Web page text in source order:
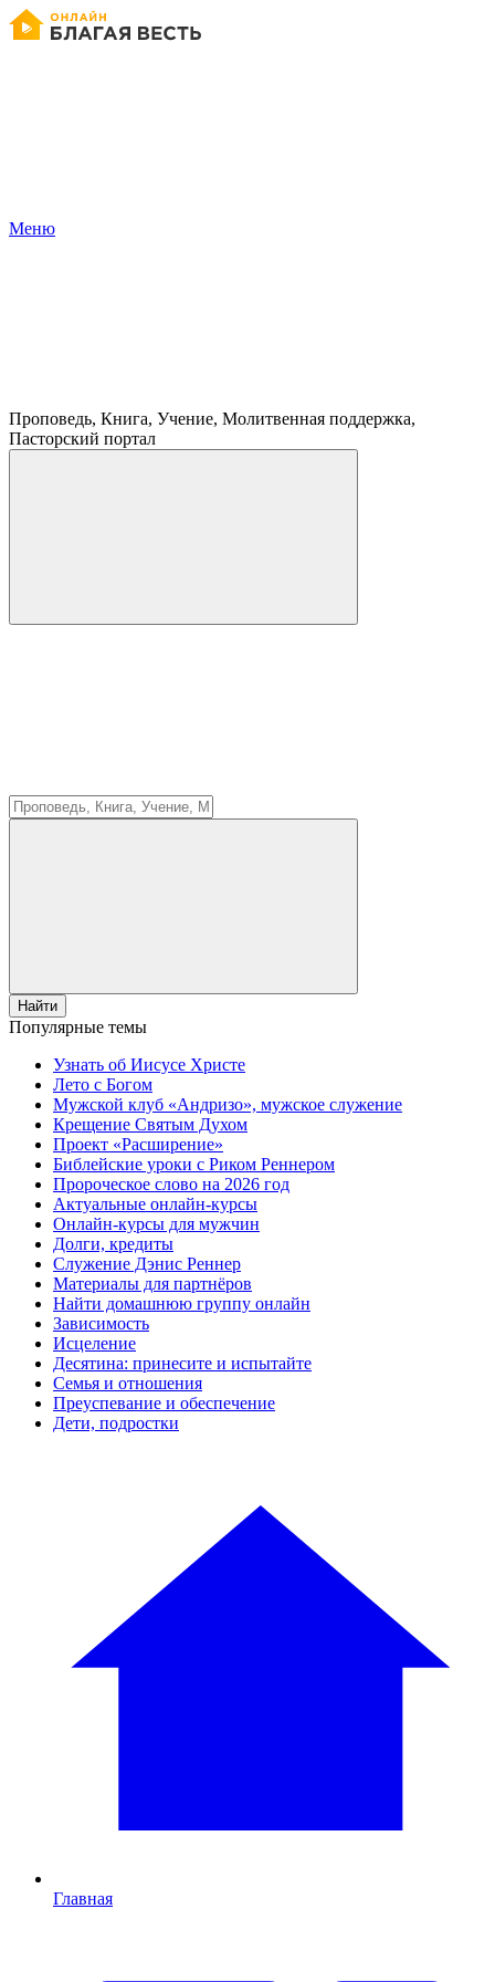
Меню
Проповедь, Книга, Учение, Молитвенная поддержка,
Пасторский портал
Найти
Популярные темы
Узнать об Иисусе Христе
Лето с Богом
Мужской клуб «Андризо», мужское служение
Крещение Святым Духом
Проект «Расширение»
Библейские уроки с Риком Реннером
Пророческое слово на 2026 год
Актуальные онлайн-курсы
Онлайн-курсы для мужчин
Долги, кредиты
Служение Дэнис Реннер
Материалы для партнёров
Найти домашнюю группу онлайн
Зависимость
Исцеление
Десятина: принесите и испытайте
Семья и отношения
Преуспевание и обеспечение
Дети, подростки
Главная